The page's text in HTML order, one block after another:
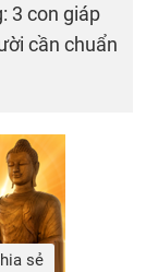
3 con giáp
cần chuẩn
sẻ